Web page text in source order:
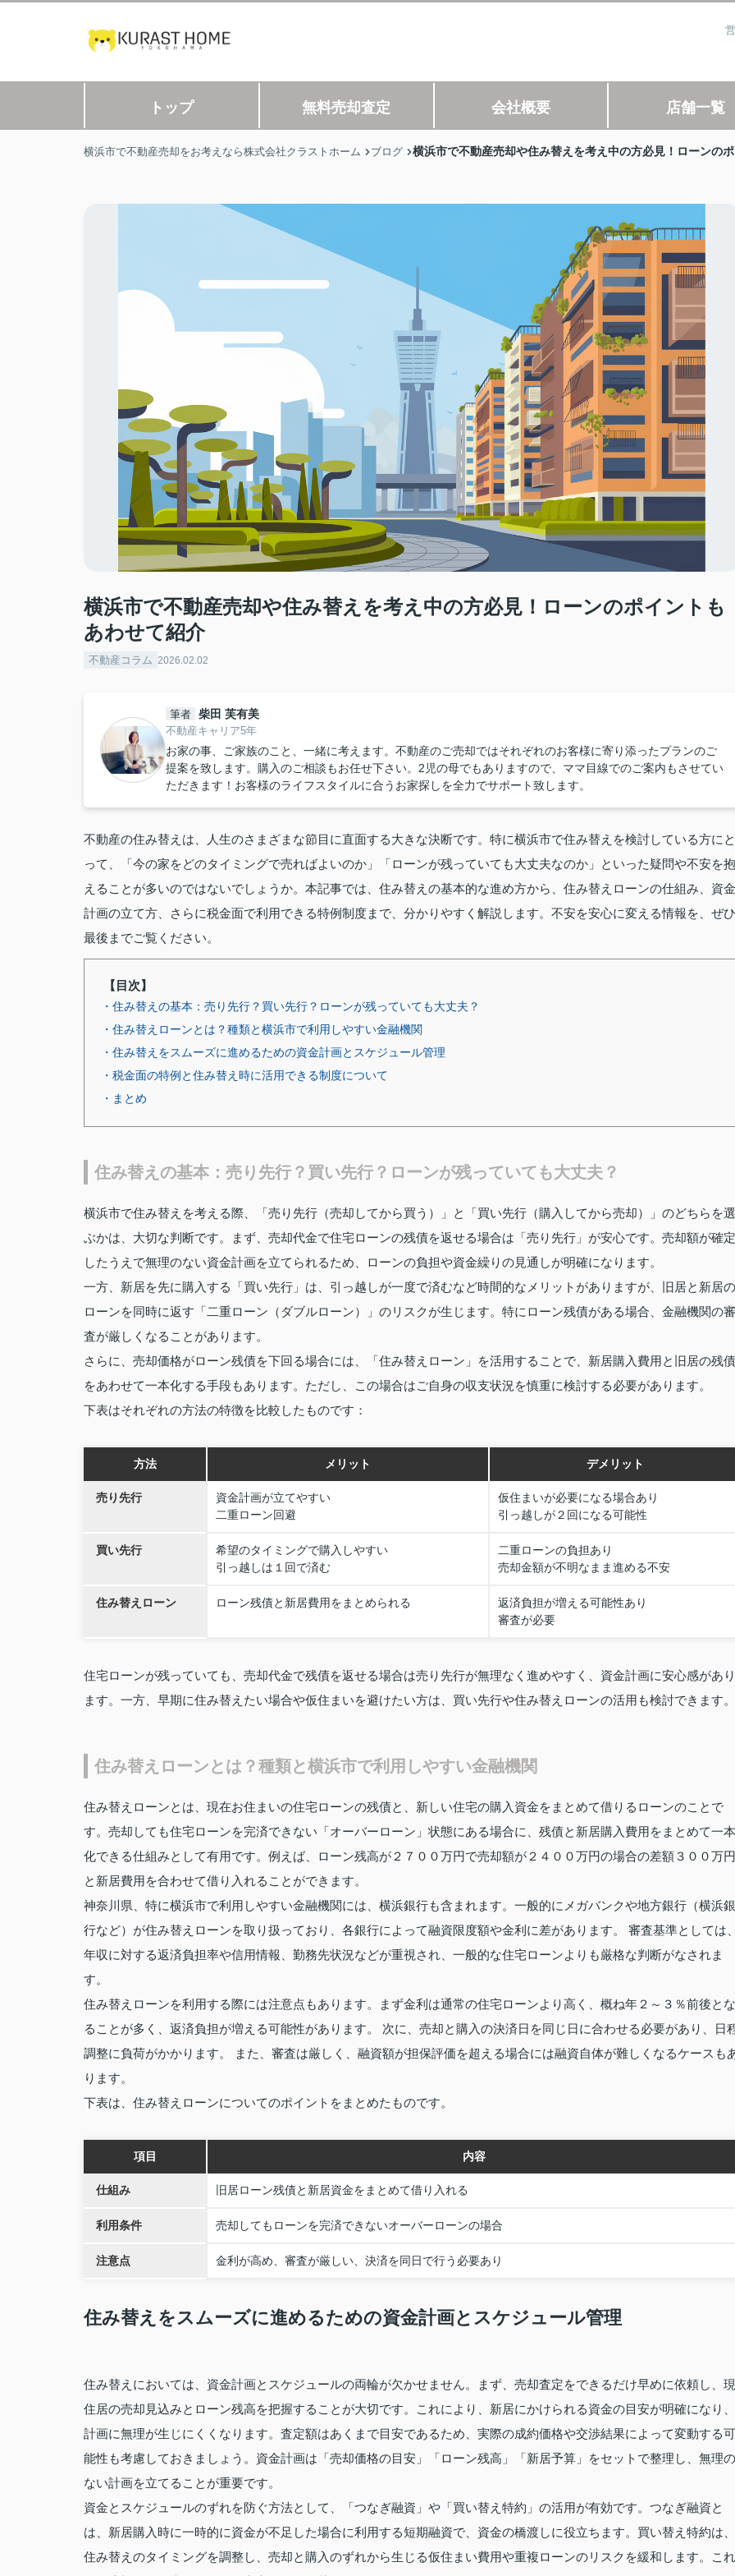
トップ 無料売却査定 会社概要 店舗一覧
横浜市で不動産売却をお考えなら株式会社クラストホーム ブログ 横浜市で不動産売却や住み替えを考え中の方必見！ローンの
横浜市で不動産売却や住み替えを考え中の方必見！ローンのポイントも
あわせて紹介
不動産コラム 2026.02.02
筆者 柴田 芙有美
不動産キャリア5年
お家の事、ご家族のこと、一緒に考えます。不動産のご売却ではそれぞれのお客様に寄り添ったプランのご
提案を致します。購入のご相談もお任せ下さい。2児の母でもありますので、ママ目線でのご案内もさせてい
ただきます！お客様のライフスタイルに合うお家探しを全力でサポート致します。
不動産の住み替えは、人生のさまざまな節目に直面する大きな決断です。特に横浜市で住み替えを検討している方にと
って、「今の家をどのタイミングで売ればよいのか」「ローンが残っていても大丈夫なのか」といった疑問や不安を抱
えることが多いのではないでしょうか。本記事では、住み替えの基本的な進め方から、住み替えローンの仕組み、資金
計画の立て方、さらに税金面で利用できる特例制度まで、分かりやすく解説します。不安を安心に変える情報を、ぜひ
最後までご覧ください。
【目次】
・住み替えの基本：売り先行？買い先行？ローンが残っていても大丈夫？
・住み替えローンとは？種類と横浜市で利用しやすい金融機関
・住み替えをスムーズに進めるための資金計画とスケジュール管理
・税金面の特例と住み替え時に活用できる制度について
・まとめ
住み替えの基本：売り先行？買い先行？ローンが残っていても大丈夫？
横浜市で住み替えを考える際、「売り先行（売却してから買う）」と「買い先行（購入してから売却）」のどちらを選
ぶかは、大切な判断です。まず、売却代金で住宅ローンの残債を返せる場合は「売り先行」が安心です。売却額が確定
したうえで無理のない資金計画を立てられるため、ローンの負担や資金繰りの見通しが明確になります。
一方、新居を先に購入する「買い先行」は、引っ越しが一度で済むなど時間的なメリットがありますが、旧居と新居の
ローンを同時に返す「二重ローン（ダブルローン）」のリスクが生じます。特にローン残債がある場合、金融機関の審
査が厳しくなることがあります。
さらに、売却価格がローン残債を下回る場合には、「住み替えローン」を活用することで、新居購入費用と旧居の残債
をあわせて一本化する手段もあります。ただし、この場合はご自身の収支状況を慎重に検討する必要があります。
下表はそれぞれの方法の特徴を比較したものです：
方法 メリット デメリット
売り先行
資金計画が立てやすい
二重ローン回避
仮住まいが必要になる場合あり
引っ越しが２回になる可能性
買い先行
希望のタイミングで購入しやすい
引っ越しは１回で済む
二重ローンの負担あり
売却金額が不明なまま進める不安
住み替えローン ローン残債と新居費用をまとめられる
返済負担が増える可能性あり
審査が必要
住宅ローンが残っていても、売却代金で残債を返せる場合は売り先行が無理なく進めやすく、資金計画に安心感があり
ます。一方、早期に住み替えたい場合や仮住まいを避けたい方は、買い先行や住み替えローンの活用も検討できます。
住み替えローンとは？種類と横浜市で利用しやすい金融機関
住み替えローンとは、現在お住まいの住宅ローンの残債と、新しい住宅の購入資金をまとめて借りるローンのことで
す。売却しても住宅ローンを完済できない「オーバーローン」状態にある場合に、残債と新居購入費用をまとめて一本
化できる仕組みとして有用です。例えば、ローン残高が２７００万円で売却額が２４００万円の場合の差額３００万円
と新居費用を合わせて借り入れることができます。
神奈川県、特に横浜市で利用しやすい金融機関には、横浜銀行も含まれます。一般的にメガバンクや地方銀行（横浜銀
行など）が住み替えローンを取り扱っており、各銀行によって融資限度額や金利に差があります。 審査基準としては、
年収に対する返済負担率や信用情報、勤務先状況などが重視され、一般的な住宅ローンよりも厳格な判断がなされま
す。
住み替えローンを利用する際には注意点もあります。まず金利は通常の住宅ローンより高く、概ね年２～３％前後とな
ることが多く、返済負担が増える可能性があります。 次に、売却と購入の決済日を同じ日に合わせる必要があり、日
調整に負荷がかかります。 また、審査は厳しく、融資額が担保評価を超える場合には融資自体が難しくなるケースも
ります。
下表は、住み替えローンについてのポイントをまとめたものです。
項目 内容
仕組み 旧居ローン残債と新居資金をまとめて借り入れる
利用条件 売却してもローンを完済できないオーバーローンの場合
注意点 金利が高め、審査が厳しい、決済を同日で行う必要あり
住み替えをスムーズに進めるための資金計画とスケジュール管理
住み替えにおいては、資金計画とスケジュールの両輪が欠かせません。まず、売却査定をできるだけ早めに依頼し、現
住居の売却見込みとローン残高を把握することが大切です。これにより、新居にかけられる資金の目安が明確になり、
計画に無理が生じにくくなります。査定額はあくまで目安であるため、実際の成約価格や交渉結果によって変動する可
能性も考慮しておきましょう。資金計画は「売却価格の目安」「ローン残高」「新居予算」をセットで整理し、無理の
ない計画を立てることが重要です。
資金とスケジュールのずれを防ぐ方法として、「つなぎ融資」や「買い替え特約」の活用が有効です。つなぎ融資と
は、新居購入時に一時的に資金が不足した場合に利用する短期融資で、資金の橋渡しに役立ちます。買い替え特約は、
住み替えのタイミングを調整し、売却と購入のずれから生じる仮住まい費用や重複ローンのリスクを緩和します。これ